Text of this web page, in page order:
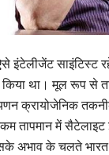
इंटेलीजेंट साइंटिस्ट
था। मूल रूप से
क्रायोजेनिक
तापमान में
अभाव के चलते